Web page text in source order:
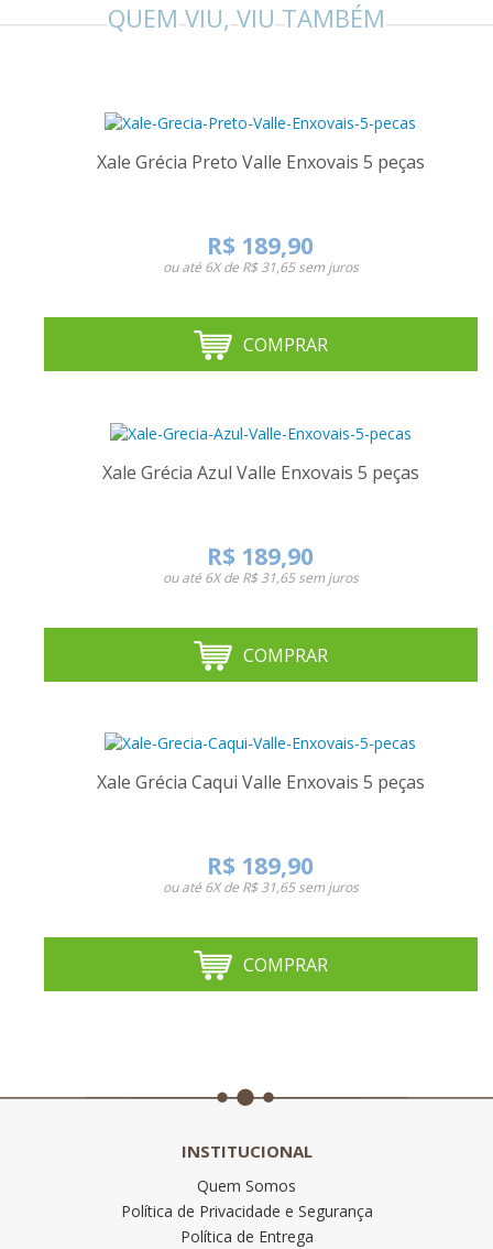
QUEM VIU, VIU TAMBÉM
Xale Grécia Preto Valle Enxovais 5 peças
R$ 189,90
ou até6X de R$ 31,65sem juros
COMPRAR
Xale Grécia Azul Valle Enxovais 5 peças
R$ 189,90
ou até6X de R$ 31,65sem juros
COMPRAR
Xale Grécia Caqui Valle Enxovais 5 peças
R$ 189,90
ou até6X de R$ 31,65sem juros
COMPRAR
INSTITUCIONAL
Quem Somos
Política de Privacidade e Segurança
Política de Entrega